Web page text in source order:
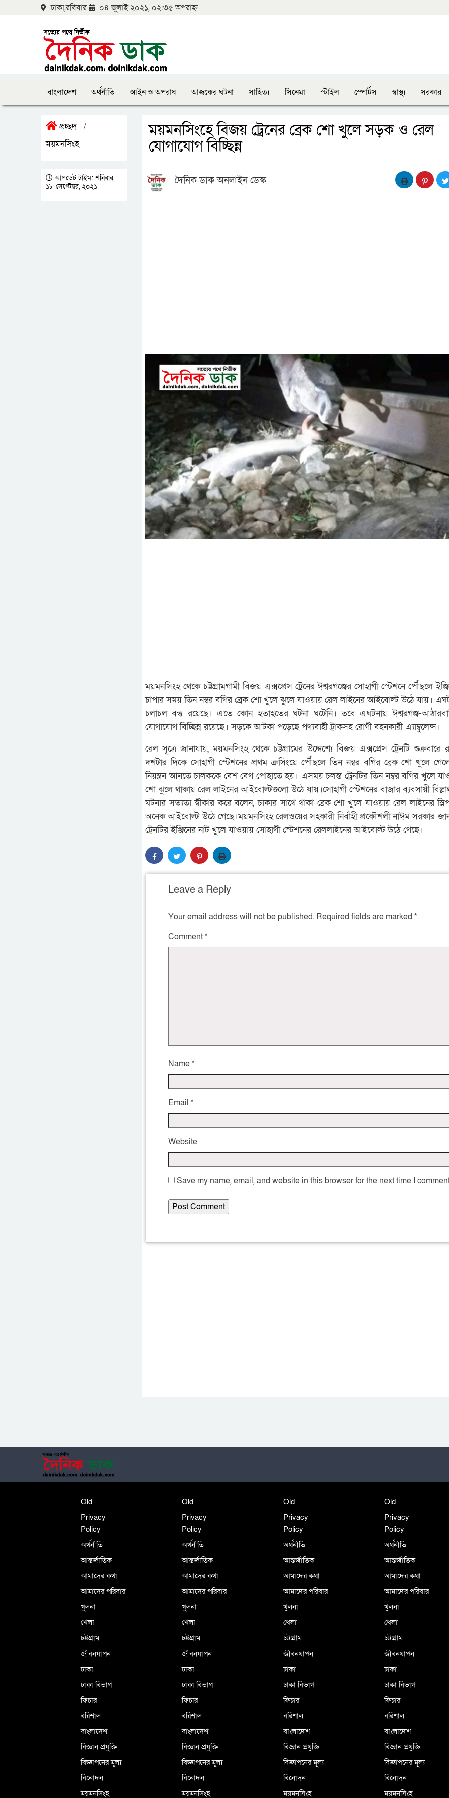
ঢাকা,রবিবার ০৪ জুলাই ২০২১, ০২:৩৫ অপরাহ্ন
বাংলাদেশ অর্থনীতি আইন ও অপরাধ আজকের ঘটনা সাহিত্য সিনেমা স্টাইল স্পোর্টস স্বাস্থ্য সরকার
প্রচ্ছদ /
ময়মনসিংহ
আপডেট টাইম: শনিবার,
১৮ সেপ্টেম্বর, ২০২১
ময়মনসিংহে বিজয় ট্রেনের ব্রেক শো খুলে সড়ক ও রেল
যোগাযোগ বিচ্ছিন্ন
দৈনিক ডাক অনলাইন ডেস্ক
ময়মনসিংহ থেকে চট্টগ্রামগামী বিজয় এক্সপ্রেস ট্রেনের ঈশ্বরগঞ্জের সোহাগী স্টেশনে পৌঁছলে
চাপার সময় তিন নম্বর বগির ব্রেক শো খুলে ঝুলে যাওয়ায় রেল লাইনের আইবোল্ট উঠে যায়।
চলাচল বন্ধ রয়েছে। এতে কোন হতাহতের ঘটনা ঘটেনি। তবে এঘটনায় ঈশ্বরগঞ্জ-
যোগাযোগ বিচ্ছিন্ন রয়েছে। সড়কে আটকা পড়েছে পণ্যবাহী ট্রাকসহ রোগী বহনকারী এ্যাম্বুলেন্স।
রেল সূত্রে জানাযায়, ময়মনসিংহ থেকে চট্টগ্রামের উদ্দেশ্যে বিজয় এক্সপ্রেস ট্রেনটি শুক্রবারে
দশটার দিকে সোহাগী স্টেশনের প্রথম ক্রসিংয়ে পৌঁছলে তিন নম্বর বগির ব্রেক শো খুলে গেলে
নিয়ন্ত্রন আনতে চালককে বেশ বেগ পোহাতে হয়। এসময় চলন্ত ট্রেনটির তিন নম্বর বগির খুলে
শো ঝুলে থাকায় রেল লাইনের আইবোল্টগুলো উঠে যায়।সোহাগী স্টেশনের বাজার ব্যবসায়ী
ঘটনার সত্যতা স্বীকার করে বলেন, চাকার সাথে থাকা ব্রেক শো খুলে যাওয়ায় রেল লাইনের
অনেক আইবোল্ট উঠে গেছে।ময়মনসিংহ রেলওয়ের সহকারী নির্বাহী প্রকৌশলী নাঈম সরকার
ট্রেনটির ইঞ্জিনের নাট খুলে যাওয়ায় সোহাগী স্টেশনের রেললাইনের আইবোল্ট উঠে গেছে।
Leave a Reply
Your email address will not be published. Required fields are marked *
Comment*
Name*
Email *
Website
Save my name, email, and website in this browser for the next time I
Old
Privacy
Policy
অর্থনীতি
আন্তর্জাতিক
আমাদের কথা
আমাদের পরিবার
খুলনা
খেলা
চট্টগ্রাম
জীবনযাপন
ঢাকা
ঢাকা বিভাগ
ফিচার
বরিশাল
বাংলাদেশ
বিজ্ঞান প্রযুক্তি
বিজ্ঞাপনের মূল্য
বিনোদন
ময়মনসিংহ
Old
Privacy
Policy
অর্থনীতি
আন্তর্জাতিক
আমাদের কথা
আমাদের পরিবার
খুলনা
খেলা
চট্টগ্রাম
জীবনযাপন
ঢাকা
ঢাকা বিভাগ
ফিচার
বরিশাল
বাংলাদেশ
বিজ্ঞান প্রযুক্তি
বিজ্ঞাপনের মূল্য
বিনোদন
ময়মনসিংহ
Old
Privacy
Policy
অর্থনীতি
আন্তর্জাতিক
আমাদের কথা
আমাদের পরিবার
খুলনা
খেলা
চট্টগ্রাম
জীবনযাপন
ঢাকা
ঢাকা বিভাগ
ফিচার
বরিশাল
বাংলাদেশ
বিজ্ঞান প্রযুক্তি
বিজ্ঞাপনের মূল্য
বিনোদন
ময়মনসিংহ
Old
Privacy
Policy
অর্থনীতি
আন্তর্জাতিক
আমাদের কথা
আমাদের পরিবার
খুলনা
খেলা
চট্টগ্রাম
জীবনযাপন
ঢাকা
ঢাকা বিভাগ
ফিচার
বরিশাল
বাংলাদেশ
বিজ্ঞান প্রযুক্তি
বিজ্ঞাপনের মূল্য
বিনোদন
ময়মনসিংহ